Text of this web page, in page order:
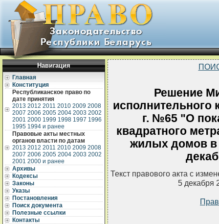
Навигация
Главная
Конституция
Республиканское право по
дате принятия
2013 2012 2011 2010 2009 2008
2007 2006 2005 2004 2003 2002
2001 2000 1999 1998 1997 1996
1995 1994 и ранее
Правовые акты местных
органов власти по датам
2013 2012 2011 2010 2009 2008
2007 2006 2005 2004 2003 2002
2001 2000 и ранее
Архивы
Кодексы
Законы
Указы
Постановления
Поиск документа
Полезные ссылки
Контакты
Решение
исполнительного
г. №65 "О
квадратного
жилых домов в
Текст правового акта с
5 декабря